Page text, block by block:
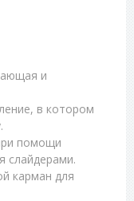
и
в котором
помощи
слайдерами.
карман для